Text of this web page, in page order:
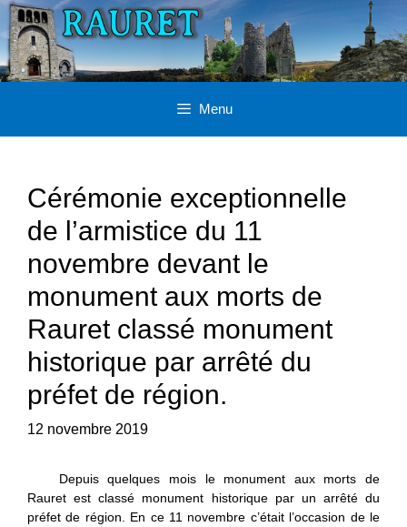
Aller
au
contenu
Menu
Cérémonie exceptionnelle
de l’armistice du 11
novembre devant le
monument aux morts de
Rauret classé monument
historique par arrêté du
préfet de région.
12 novembre 2019
Depuis quelques mois le monument aux morts de
Rauret est classé monument historique par un arrêté du
préfet de région. En ce 11 novembre c’était l’occasion de le